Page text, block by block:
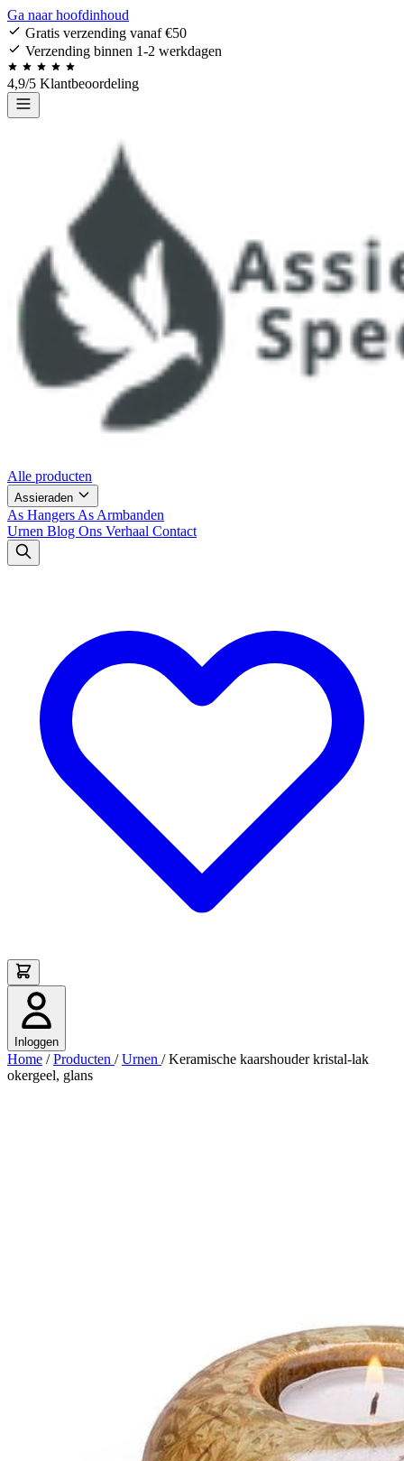
Ga naar hoofdinhoud
Gratis verzending vanaf €50
Verzending binnen 1-2 werkdagen
4,9/5 Klantbeoordeling
Alle producten
Assieraden
As Hangers As Armbanden
Urnen Blog Ons Verhaal Contact
Inloggen
Home / Producten / Urnen / Keramische kaarshouder kristal-lak
okergeel, glans